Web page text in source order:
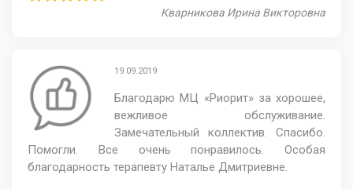
Кварникова Ирина Викторовна
19.09.2019
Благодарю МЦ «Риорит» за хорошее,
вежливое обслуживание.
Замечательный коллектив. Спасибо.
Помогли. Все очень понравилось. Особая
благодарность терапевту Наталье Дмитриевне.